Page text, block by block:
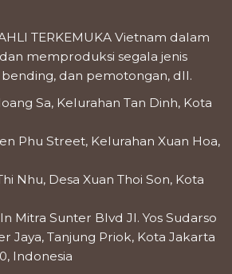
TERKEMUKA Vietnam dalam
memproduksi segala jenis
dan pemotongan, dll.
Sa, Kelurahan Tan Dinh, Kota
Phu Street, Kelurahan Xuan Hoa,
Nhu, Desa Xuan Thoi Son, Kota
Mitra Sunter Blvd Jl. Yos Sudarso
Jaya, Tanjung Priok, Kota Jakarta
Indonesia